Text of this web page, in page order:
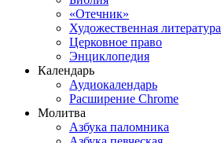
«Отечник»
Художественная литература
Церковное право
Энциклопедия
Календарь
Аудиокалендарь
Расширение Chrome
Молитва
Азбука паломника